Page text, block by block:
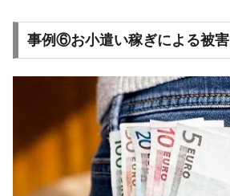
事例⑥お小遣い稼ぎによる被害